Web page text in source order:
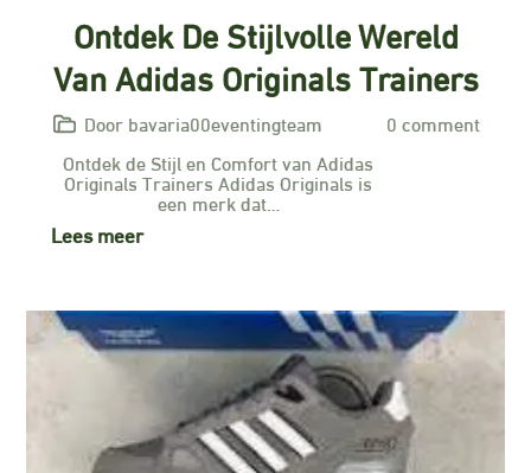
Ontdek De Stijlvolle Wereld
Van Adidas Originals Trainers
Door bavaria00eventingteam
0 comment
Ontdek de Stijl en Comfort van Adidas
Originals Trainers Adidas Originals is
een merk dat…
Lees meer